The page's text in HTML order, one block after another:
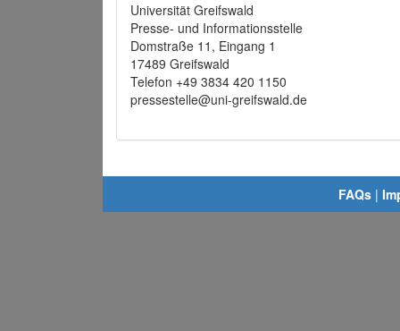
Universität Greifswald
Presse- und Informationsstelle
Domstraße 11, Eingang 1
17489 Greifswald
Telefon +49 3834 420 1150
pressestelle@uni-greifswald.de
FAQs |